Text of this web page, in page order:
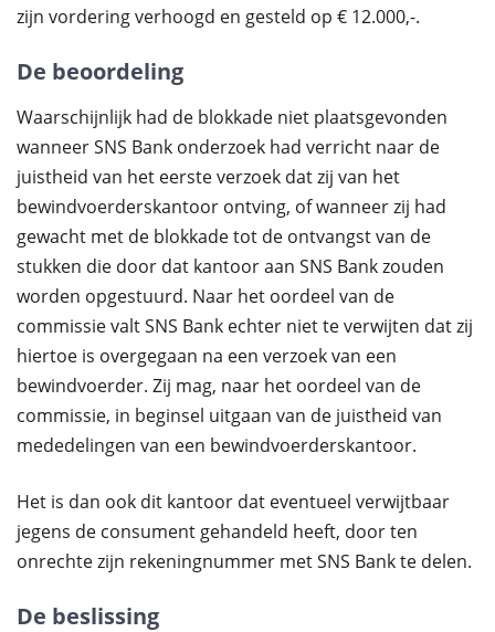
zijn vordering verhoogd en gesteld op € 12.000,-.
De beoordeling
Waarschijnlijk had de blokkade niet plaatsgevonden
wanneer SNS Bank onderzoek had verricht naar de
juistheid van het eerste verzoek dat zij van het
bewindvoerderskantoor ontving, of wanneer zij had
gewacht met de blokkade tot de ontvangst van de
stukken die door dat kantoor aan SNS Bank zouden
worden opgestuurd. Naar het oordeel van de
commissie valt SNS Bank echter niet te verwijten dat zij
hiertoe is overgegaan na een verzoek van een
bewindvoerder. Zij mag, naar het oordeel van de
commissie, in beginsel uitgaan van de juistheid van
mededelingen van een bewindvoerderskantoor.
Het is dan ook dit kantoor dat eventueel verwijtbaar
jegens de consument gehandeld heeft, door ten
onrechte zijn rekeningnummer met SNS Bank te delen.
De beslissing